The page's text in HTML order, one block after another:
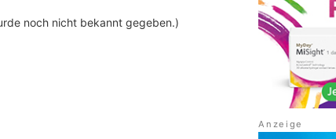
noch nicht bekannt gegeben.)